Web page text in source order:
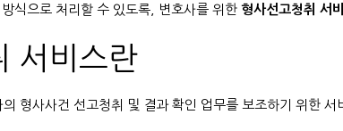
식으로 처리할 수 있도록, 변호사를 위한 형사선고청취 서
서비스란
형사사건 선고청취 및 결과 확인 업무를 보조하기 위한 서